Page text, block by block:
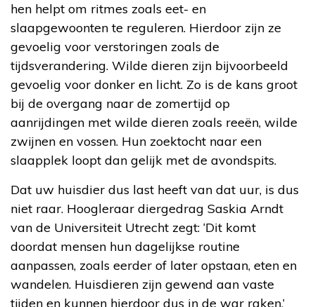
hen helpt om ritmes zoals eet- en
slaapgewoonten te reguleren. Hierdoor zijn ze
gevoelig voor verstoringen zoals de
tijdsverandering. Wilde dieren zijn bijvoorbeeld
gevoelig voor donker en licht. Zo is de kans groot
bij de overgang naar de zomertijd op
aanrijdingen met wilde dieren zoals reeën, wilde
zwijnen en vossen. Hun zoektocht naar een
slaapplek loopt dan gelijk met de avondspits.
Dat uw huisdier dus last heeft van dat uur, is dus
niet raar. Hoogleraar diergedrag Saskia Arndt
van de Universiteit Utrecht zegt: ‘Dit komt
doordat mensen hun dagelijkse routine
aanpassen, zoals eerder of later opstaan, eten en
wandelen. Huisdieren zijn gewend aan vaste
tijden en kunnen hierdoor dus in de war raken.’